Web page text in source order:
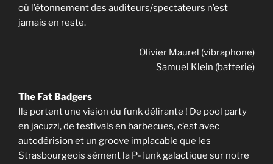
où l’étonnement des auditeurs/spectateurs n’est
jamais en reste.
Olivier Maurel (vibraphone)
Samuel Klein (batterie)
The Fat Badgers
Ils portent une vision du funk délirante ! De pool party
en jacuzzi, de festivals en barbecues, c’est avec
autodérision et un groove implacable que les
Strasbourgeois sèment la P-funk galactique sur notre